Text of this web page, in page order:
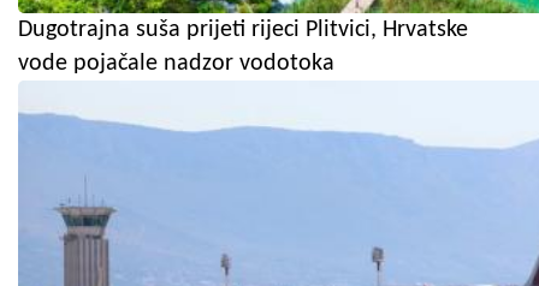
Dugotrajna suša prijeti rijeci Plitvici, Hrvatske
vode pojačale nadzor vodotoka